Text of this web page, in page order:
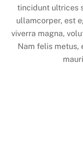
tincidunt ultrices
ullamcorper, est
viverra magna,
Nam felis metus,